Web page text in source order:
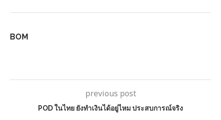
BOM
previous post
POD ในไทย ยังทำเงินได้อยู่ไหม ประสบการณ์จริง